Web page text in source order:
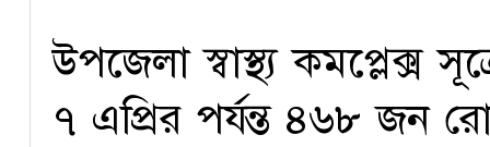
উপজেলা স্বাস্থ্য কমপ্লেক্স
৭ এপ্রির পর্যন্ত ৪৬৮ জন